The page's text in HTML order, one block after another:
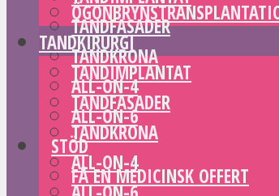
TANDFASADER
TANDKRONA
ALL-ON-4
ALL-ON-6
STÖD
FÅ EN MEDICINSK OFFERT
TANDKIRURGI
TANDIMPLANTAT
TANDFASADER
TANDKRONA
ALL-ON-4